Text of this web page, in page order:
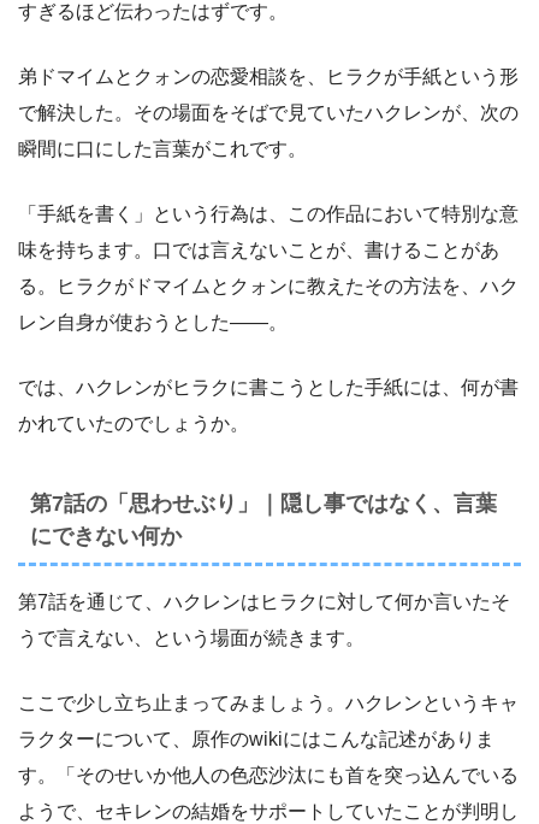
すぎるほど伝わったはずです。
弟ドマイムとクォンの恋愛相談を、ヒラクが手紙という形
で解決した。その場面をそばで見ていたハクレンが、次の
瞬間に口にした言葉がこれです。
「手紙を書く」という行為は、この作品において特別な意
味を持ちます。口では言えないことが、書けることがあ
る。ヒラクがドマイムとクォンに教えたその方法を、ハク
レン自身が使おうとした――。
では、ハクレンがヒラクに書こうとした手紙には、何が書
かれていたのでしょうか。
第7話の「思わせぶり」｜隠し事ではなく、言葉
にできない何か
第7話を通じて、ハクレンはヒラクに対して何か言いたそ
うで言えない、という場面が続きます。
ここで少し立ち止まってみましょう。ハクレンというキャ
ラクターについて、原作のwikiにはこんな記述がありま
す。「そのせいか他人の色恋沙汰にも首を突っ込んでいる
ようで、セキレンの結婚をサポートしていたことが判明し